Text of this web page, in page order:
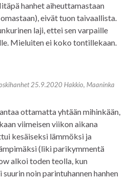
hanhet aiheuttamastaan
eivät tuon taivaallista.
laji, ettei sen varpaille
Mieluiten ei koko tontillekaan.
25.9.2020 Hakkio, Maaninka
ottamatta yhtään mihinkään,
viimeisen viikon aikana
kesäiseksi lämmöksi ja
(liki parikymmentä
alkoi toden teolla, kun
noin parintuhannen hanhen